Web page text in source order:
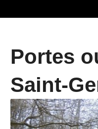
Portes
Saint-